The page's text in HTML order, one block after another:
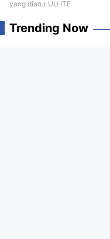
yang diatur UU ITE
Trending Now